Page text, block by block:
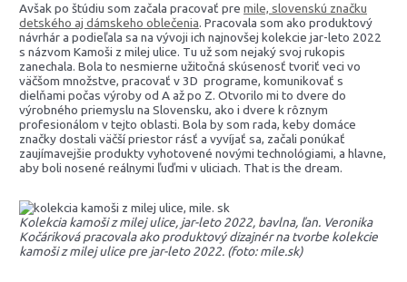
Avšak po štúdiu som začala pracovať premile, slovenskú značku
detského aj dámskeho oblečenia. Pracovala som ako produktový
návrhár a podieľala sa na vývoji ich najnovšej kolekcie jar-leto 2022
s názvom Kamoši z milej ulice. Tu už som nejaký svoj rukopis
zanechala. Bola to nesmierne užitočná skúsenosť tvoriť veci vo
väčšom množstve, pracovať v 3D programe, komunikovať s
dielňami počas výroby od A až po Z. Otvorilo mi to dvere do
výrobného priemyslu na Slovensku, ako i dvere k rôznym
profesionálom v tejto oblasti. Bola by som rada, keby domáce
značky dostali väčší priestor rásť a vyvíjať sa, začali ponúkať
zaujímavejšie produkty vyhotovené novými technológiami, a hlavne,
aby boli nosené reálnymi ľuďmi v uliciach. That is the dream.
Kolekcia kamoši z milej ulice, jar-leto 2022, bavlna, ľan. Veronika
Kočáriková pracovala ako produktový dizajnér na tvorbe kolekcie
kamoši z milej ulice pre jar-leto 2022. (foto: mile.sk)